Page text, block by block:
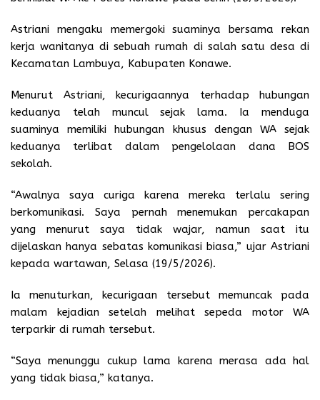
Astriani mengaku memergoki suaminya bersama rekan
kerja wanitanya di sebuah rumah di salah satu desa di
Kecamatan Lambuya, Kabupaten Konawe.
Menurut Astriani, kecurigaannya terhadap hubungan
keduanya telah muncul sejak lama. Ia menduga
suaminya memiliki hubungan khusus dengan WA sejak
keduanya terlibat dalam pengelolaan dana BOS
sekolah.
“Awalnya saya curiga karena mereka terlalu sering
berkomunikasi. Saya pernah menemukan percakapan
yang menurut saya tidak wajar, namun saat itu
dijelaskan hanya sebatas komunikasi biasa,” ujar Astriani
kepada wartawan, Selasa (19/5/2026).
Ia menuturkan, kecurigaan tersebut memuncak pada
malam kejadian setelah melihat sepeda motor WA
terparkir di rumah tersebut.
“Saya menunggu cukup lama karena merasa ada hal
yang tidak biasa,” katanya.